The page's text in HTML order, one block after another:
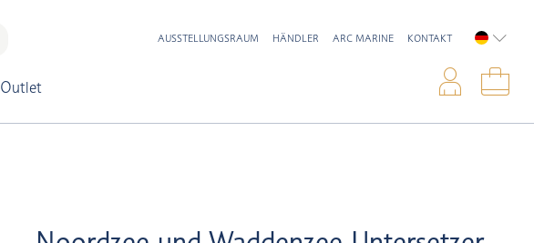
Outlet
AUSSTELLUNGSRAUM HÄNDLER ARC MARINE KONTAKT